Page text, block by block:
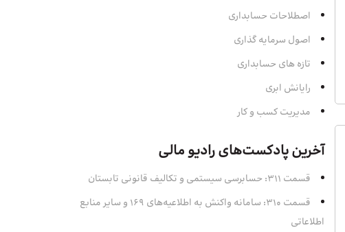
اصطلاحات حسابداری
اصول سرمایه‌ گذاری
تازه های حسابداری
رایانش ابری
مدیریت کسب و کار
آخرین پادکست‌های رادیو مالی
قسمت 311: حسابرسی سیستمی و تکالیف قانونی تابستان
قسمت 310: سامانه واکنش به اطلاعیه‌های 169 و سایر منابع
اطلاعاتی